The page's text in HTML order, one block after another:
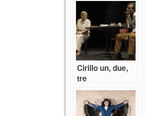
Cirillo un, due,
tre